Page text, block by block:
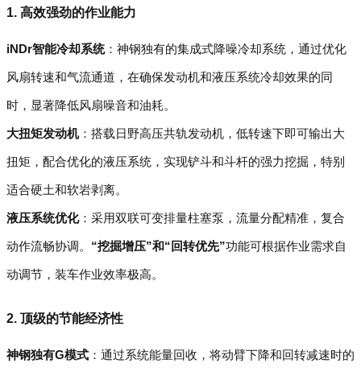
1. 高效强劲的作业能力
iNDr智能冷却系统：神钢独有的集成式降噪冷却系统，通过优化
风扇转速和气流通道，在确保发动机和液压系统冷却效果的同
时，显著降低风扇噪音和油耗。
大扭矩发动机：搭载日野高压共轨发动机，低转速下即可输出大
扭矩，配合优化的液压系统，实现铲斗和斗杆的强力挖掘，特别
适合硬土和软岩剥离。
液压系统优化：采用双联可变排量柱塞泵，流量分配精准，复合
动作流畅协调。 “挖掘增压”和“回转优先”功能可根据作业需求自
动调节，装车作业效率极高。
2. 顶级的节能经济性
神钢独有G模式 ：通过系统能量回收，将动臂下降和回转减速时的